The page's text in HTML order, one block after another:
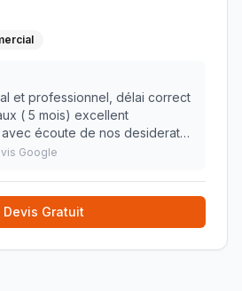
et professionnel, délai correct
( 5 mois) excellent
écoute de nos desiderata
paysager
Google
Devis Gratuit